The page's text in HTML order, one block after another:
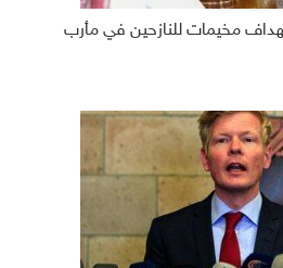
مخيمات للنازحين في مأرب